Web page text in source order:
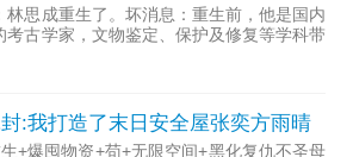
林思成重生了。坏消息：重生前，他是国内
考古学家，文物鉴定、保护及修复等学科带
:我打造了末日安全屋张奕方雨晴
+爆囤物资+苟+无限空间+黑化复仇不圣母